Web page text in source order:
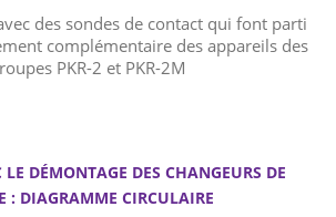
des sondes de contact qui font parti
complémentaire des appareils des
PKR-2 et PKR-2M
DÉMONTAGE DES CHANGEURS DE
: DIAGRAMME CIRCULAIRE